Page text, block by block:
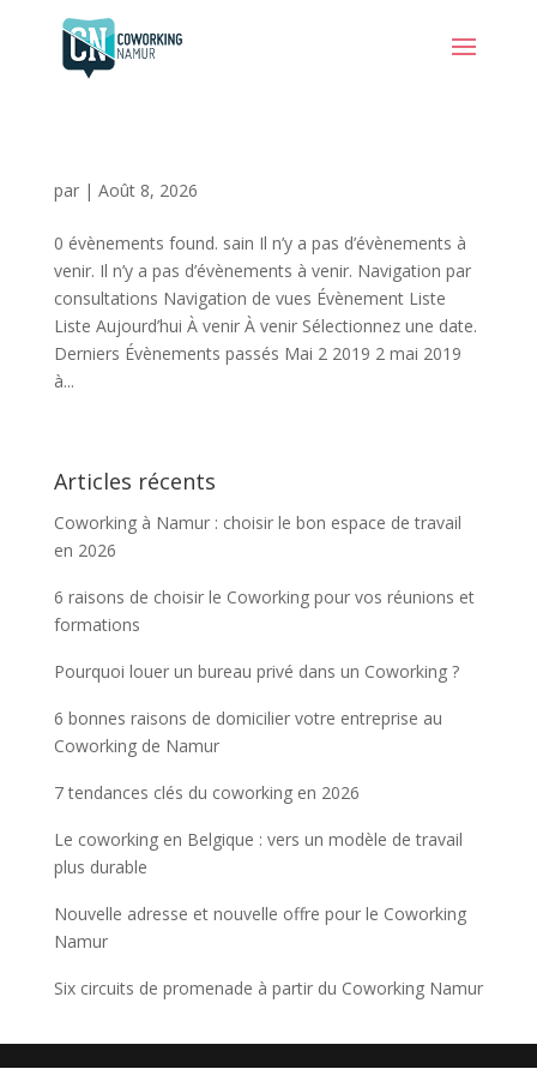
par | Août 8, 2026
0 évènements found. sain Il n’y a pas d’évènements à
venir. Il n’y a pas d’évènements à venir. Navigation par
consultations Navigation de vues Évènement Liste
Liste Aujourd’hui À venir À venir Sélectionnez une date.
Derniers Évènements passés Mai 2 2019 2 mai 2019
à...
Articles récents
Coworking à Namur : choisir le bon espace de travail
en 2026
6 raisons de choisir le Coworking pour vos réunions et
formations
Pourquoi louer un bureau privé dans un Coworking ?
6 bonnes raisons de domicilier votre entreprise au
Coworking de Namur
7 tendances clés du coworking en 2026
Le coworking en Belgique : vers un modèle de travail
plus durable
Nouvelle adresse et nouvelle offre pour le Coworking
Namur
Six circuits de promenade à partir du Coworking Namur